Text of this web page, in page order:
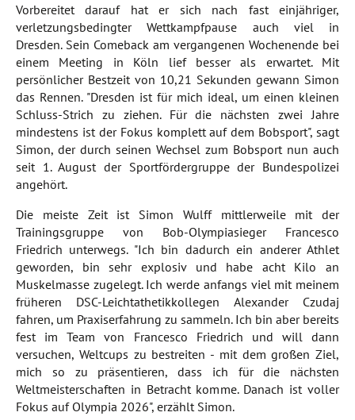
Vorbereitet darauf hat er sich nach fast einjähriger,
verletzungsbedingter Wettkampfpause auch viel in
Dresden. Sein Comeback am vergangenen Wochenende bei
einem Meeting in Köln lief besser als erwartet. Mit
persönlicher Bestzeit von 10,21 Sekunden gewann Simon
das Rennen. "Dresden ist für mich ideal, um einen kleinen
Schluss-Strich zu ziehen. Für die nächsten zwei Jahre
mindestens ist der Fokus komplett auf dem Bobsport", sagt
Simon, der durch seinen Wechsel zum Bobsport nun auch
seit 1. August der Sportfördergruppe der Bundespolizei
angehört.
Die meiste Zeit ist Simon Wulff mittlerweile mit der
Trainingsgruppe von Bob-Olympiasieger Francesco
Friedrich unterwegs. "Ich bin dadurch ein anderer Athlet
geworden, bin sehr explosiv und habe acht Kilo an
Muskelmasse zugelegt. Ich werde anfangs viel mit meinem
früheren DSC-Leichtathetikkollegen Alexander Czudaj
fahren, um Praxiserfahrung zu sammeln. Ich bin aber bereits
fest im Team von Francesco Friedrich und will dann
versuchen, Weltcups zu bestreiten - mit dem großen Ziel,
mich so zu präsentieren, dass ich für die nächsten
Weltmeisterschaften in Betracht komme. Danach ist voller
Fokus auf Olympia 2026", erzählt Simon.